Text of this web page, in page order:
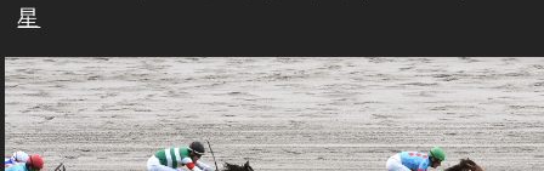
星